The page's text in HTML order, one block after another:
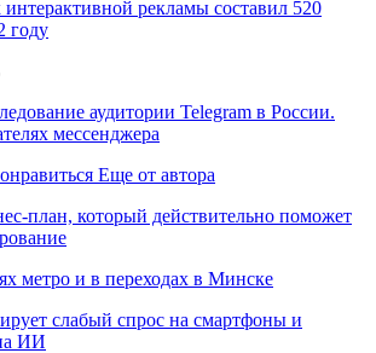
рекламы составил 520
году
аудитории Telegram в России.
мессенджера
Еще от автора
план, который действительно поможет
метро и в переходах в Минске
слабый спрос на смартфоны и
ИИ